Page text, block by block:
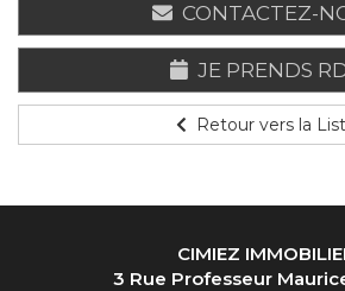
CONTACTEZ-
JE PRENDS
Retour vers la
CIMIEZ
3 Rue Professeur